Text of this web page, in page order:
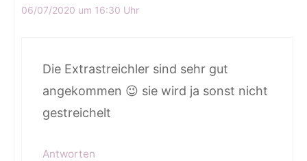
06/07/2020 um 16:30 Uhr
Die Extrastreichler sind sehr gut
angekommen 😉 sie wird ja sonst nicht
gestreichelt
Antworten